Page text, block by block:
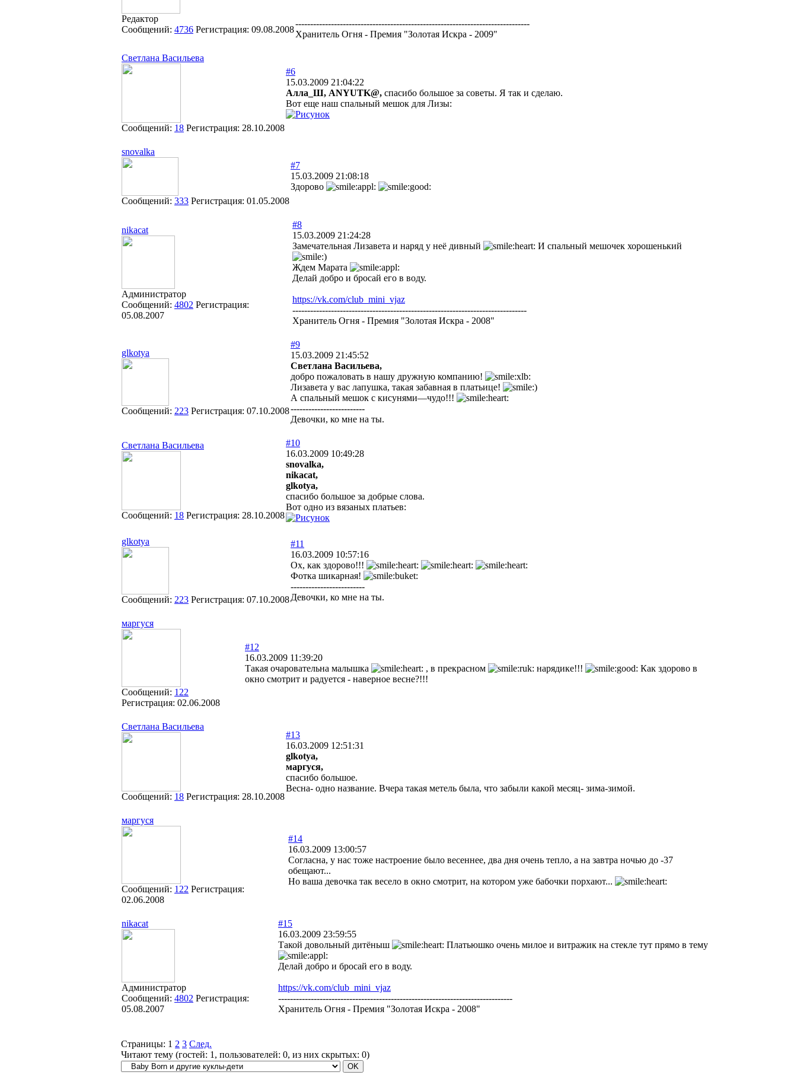
Редактор
Сообщений: 4736 Регистрация: 09.08.2008
-------------------------------------------------------------------------------
Хранитель Огня - Премия "Золотая Искра - 2009"
Cветлана Васильева
Сообщений: 18 Регистрация: 28.10.2008
#6
15.03.2009 21:04:22
Алла_Ш, ANYUTK@, спасибо большое за советы. Я так и сделаю.
Вот еще наш спальный мешок для Лизы:
snovalka
Сообщений: 333 Регистрация: 01.05.2008
#7
15.03.2009 21:08:18
Здорово
nikacat
Администратор
Сообщений: 4802 Регистрация:
05.08.2007
#8
15.03.2009 21:24:28
Замечательная Лизавета и наряд у неё дивный
И спальный мешочек хорошенький
Ждем Марата
Делай добро и бросай его в воду.
https://vk.com/club_mini_vjaz
-------------------------------------------------------------------------------
Хранитель Огня - Премия "Золотая Искра - 2008"
glkotya
Сообщений: 223 Регистрация: 07.10.2008
#9
15.03.2009 21:45:52
Cветлана Васильева,
добро пожаловать в нашу дружную компанию!
Лизавета у вас лапушка, такая забавная в платьице!
А спальный мешок с кисунями—чудо!!!
-------------------------
Девочки, ко мне на ты.
Cветлана Васильева
Сообщений: 18 Регистрация: 28.10.2008
#10
16.03.2009 10:49:28
snovalka,
nikacat,
glkotya,
спасибо большое за добрые слова.
Вот одно из вязаных платьев:
glkotya
Сообщений: 223 Регистрация: 07.10.2008
#11
16.03.2009 10:57:16
Ох, как здорово!!!
Фотка шикарная!
-------------------------
Девочки, ко мне на ты.
маргуся
Сообщений: 122
Регистрация: 02.06.2008
#12
16.03.2009 11:39:20
Такая очаровательна малышка
, в прекрасном нарядике!!!
Как здорово в
окно смотрит и радуется - наверное весне?!!!
Cветлана Васильева
Сообщений: 18 Регистрация: 28.10.2008
#13
16.03.2009 12:51:31
glkotya,
маргуся,
спасибо большое.
Весна- одно название. Вчера такая метель была, что забыли какой месяц- зима-зимой.
маргуся
Сообщений: 122 Регистрация:
02.06.2008
#14
16.03.2009 13:00:57
Согласна, у нас тоже настроение было весеннее, два дня очень тепло, а на завтра ночью до -37
обещают...
Но ваша девочка так весело в окно смотрит, на котором уже бабочки порхают...
nikacat
Администратор
Сообщений: 4802 Регистрация:
05.08.2007
#15
16.03.2009 23:59:55
Такой довольный дитёныш
Платьюшко очень милое и витражик на стекле тут прямо в тему
Делай добро и бросай его в воду.
https://vk.com/club_mini_vjaz
-------------------------------------------------------------------------------
Хранитель Огня - Премия "Золотая Искра - 2008"
Страницы: 1 2 3 След.
Читают тему (гостей: 1 , пользователей: 0, из них скрытых: 0)